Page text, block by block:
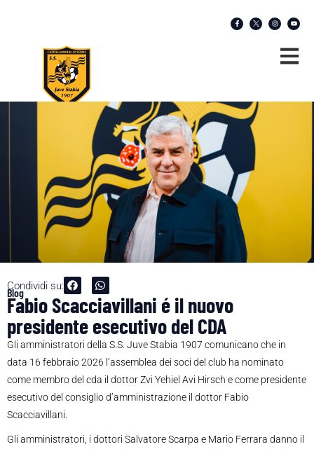
Condividi su:
Blog
Fabio Scacciavillani é il nuovo
presidente esecutivo del CDA
Gli amministratori della S.S. Juve Stabia 1907 comunicano che in
data 16 febbraio 2026 l’assemblea dei soci del club ha nominato
come membro del cda il dottor Zvi Yehiel Avi Hirsch e come presidente
esecutivo del consiglio d’amministrazione il dottor Fabio
Scacciavillani.
Gli amministratori, i dottori Salvatore Scarpa e Mario Ferrara danno il